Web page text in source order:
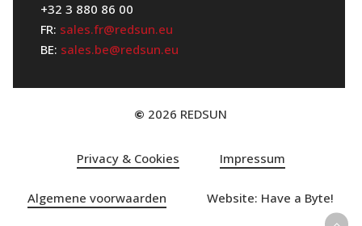
+32 3 880 86 00
FR: sales.fr@redsun.eu
BE: sales.be@redsun.eu
© 2026 REDSUN
Privacy & Cookies Impressum
Algemene voorwaarden Website: Have a Byte!